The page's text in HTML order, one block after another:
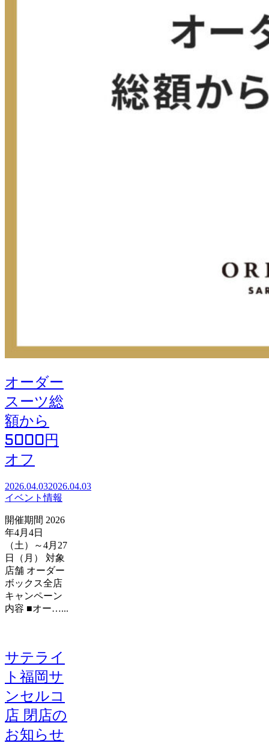
オーダー
スーツ総
額から
5000円
オフ
2026.04.032026.04.03
イベント情報
開催期間 2026
年4月4日
（土）～4月27
日（月） 対象
店舗 オーダー
ボックス全店
キャンペーン
内容 ■オー…...
サテライ
ト福岡サ
ンセルコ
店 閉店の
お知らせ